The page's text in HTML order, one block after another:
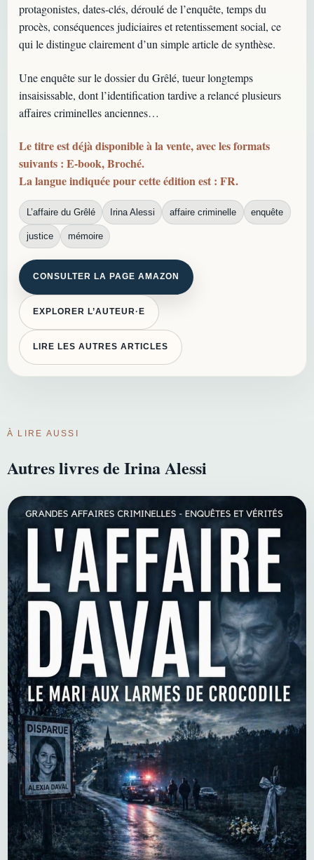
protagonistes, dates-clés, déroulé de l’enquête, temps du
procès, conséquences judiciaires et retentissement social, ce
qui le distingue clairement d’un simple article de synthèse.
Une enquête sur le dossier du Grêlé, tueur longtemps
insaisissable, dont l’identification tardive a relancé plusieurs
affaires criminelles anciennes…
Le titre est déjà disponible à la vente, avec les formats
suivants : E-book, Broché.
La langue indiquée pour cette édition est : FR.
L’affaire du Grêlé Irina Alessi affaire criminelle enquête
justice mémoire
CONSULTER LA PAGE AMAZON
EXPLORER L’AUTEUR·E
LIRE LES AUTRES ARTICLES
À LIRE AUSSI
Autres livres de Irina Alessi